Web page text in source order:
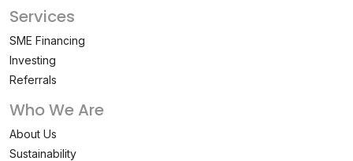
Services
SME Financing
Investing
Referrals
Who We Are
About Us
Sustainability